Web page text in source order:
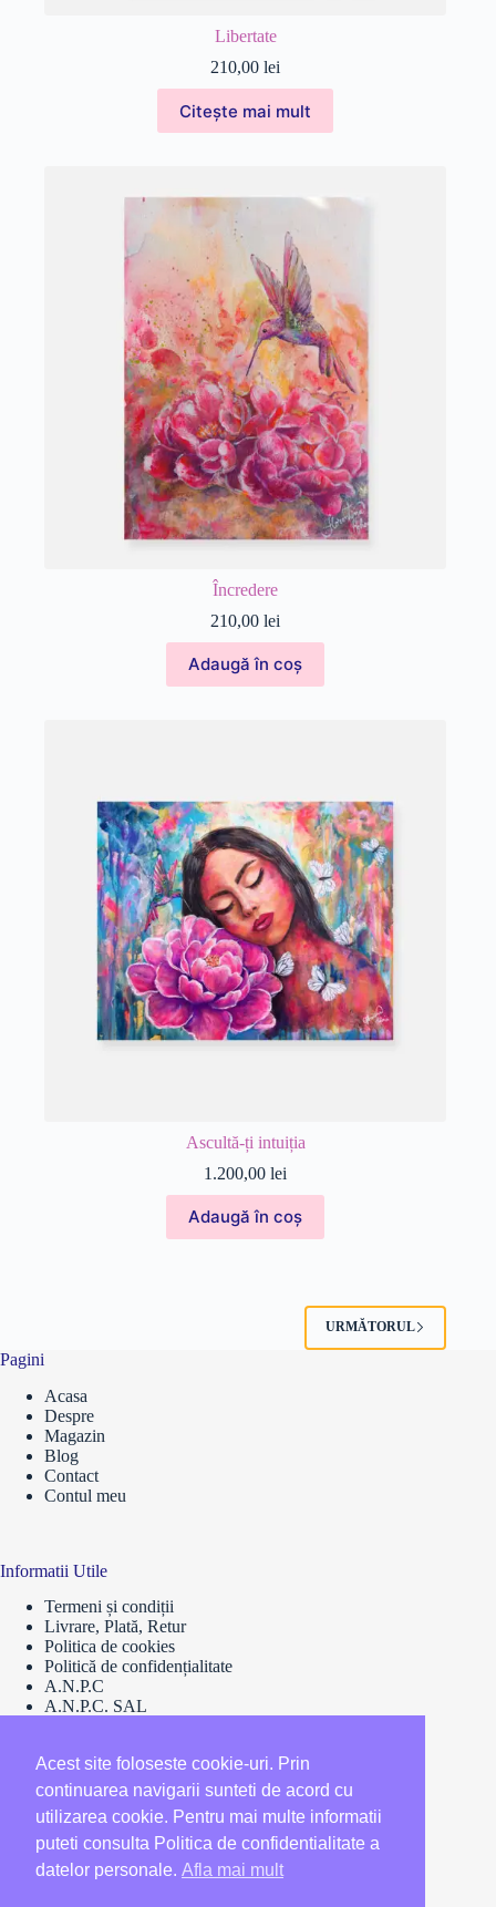
Libertate
210,00lei
Citește mai mult
Încredere
210,00lei
Adaugă în coș
Ascultă-ți intuiția
1.200,00lei
Adaugă în coș
URMĂTORUL
Pagini
Acasa
Despre
Magazin
Blog
Contact
Contul meu
Informatii Utile
Termeni și condiții
Livrare, Plată, Retur
Politica de cookies
Politică de confidențialitate
A.N.P.C
A.N.P.C. SAL
Acest site foloseste cookie-uri. Prin
continuarea navigarii sunteti de acord cu
utilizarea cookie. Pentru mai multe informatii
puteti consulta Politica de confidentialitate a
datelor personale. Afla mai mult